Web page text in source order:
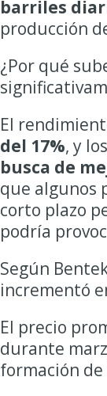
barriles
producción
¿Por qué
El
del 17%, y
busca de
que algunos
corto plazo
podría
Según
incrementó
El precio
durante
formación